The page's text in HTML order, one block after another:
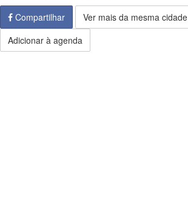
Compartilhar
Ver mais da mesma cidade
Adicionar à agenda